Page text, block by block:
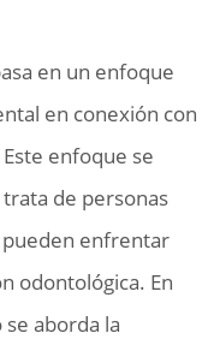
en un enfoque
en conexión con
enfoque se
de personas
enfrentar
odontológica. En
aborda la